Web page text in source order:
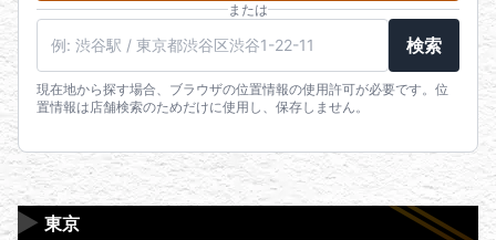
または
検索
現在地から探す場合、ブラウザの位置情報の使用許可が必要です。位
置情報は店舗検索のためだけに使用し、保存しません。
東京
▶